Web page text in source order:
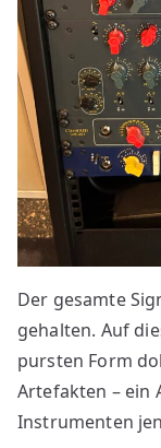
Der gesamte
gehalten. Auf
pursten Form
Artefakten – ein
Instrumenten